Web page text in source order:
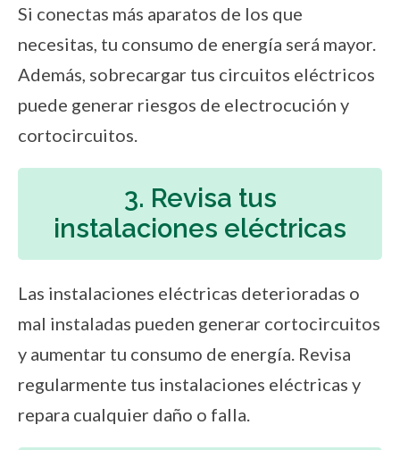
Si conectas más aparatos de los que
necesitas, tu consumo de energía será mayor.
Además, sobrecargar tus circuitos eléctricos
puede generar riesgos de electrocución y
cortocircuitos.
3. Revisa tus
instalaciones eléctricas
Las instalaciones eléctricas deterioradas o
mal instaladas pueden generar cortocircuitos
y aumentar tu consumo de energía. Revisa
regularmente tus instalaciones eléctricas y
repara cualquier daño o falla.